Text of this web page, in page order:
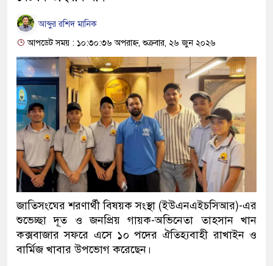
আব্দুর রশিদ মানিক
আপডেট সময় : ১০:৩০:৩৬ অপরাহ্ন, শুক্রবার, ২৬ জুন ২০২৬
জাতিসংঘের শরণার্থী বিষয়ক সংস্থা (ইউএনএইচসিআর)-এর
শুভেচ্ছা দূত ও জনপ্রিয় গায়ক-অভিনেতা তাহসান খান
কক্সবাজার সফরে এসে ১০ পদের ঐতিহ্যবাহী রাখাইন ও
বার্মিজ খাবার উপভোগ করেছেন।